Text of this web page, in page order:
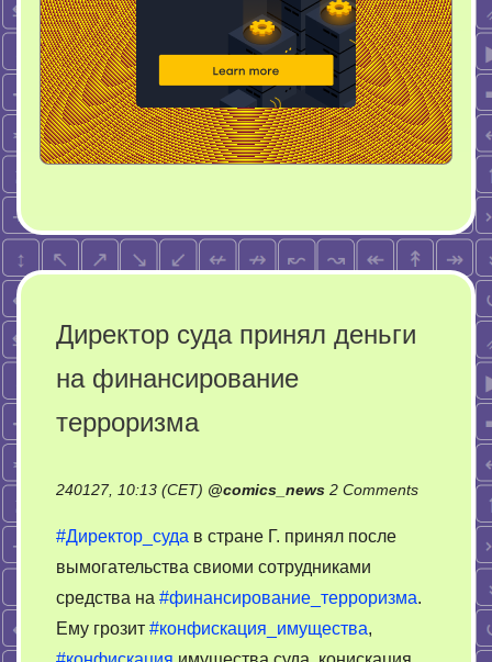
Директор суда принял деньги
на финансирование
терроризма
240127, 10:13 (CET) @comics_news 2 Commentson
Директор
деньги
#Директор_суда в стране Г. принял после
вымогательства свиоми сотрудниками
средства на #финансирование_терроризма.
Ему грозит #конфискация_имущества,